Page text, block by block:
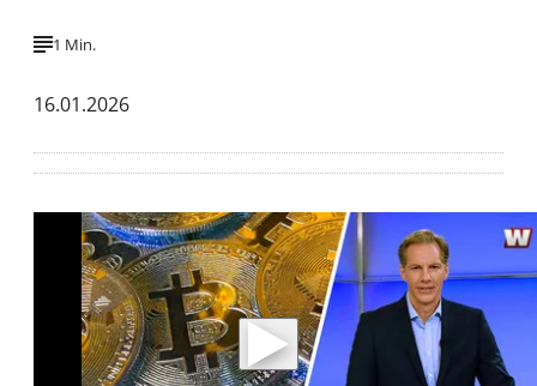
1 Min.
16.01.2026
Mit der Wiedergabe dieses Videos werden
Daten an Youtube übertragen.
Hinweise dazu erhalten Sie in derDatenschutzerklärung